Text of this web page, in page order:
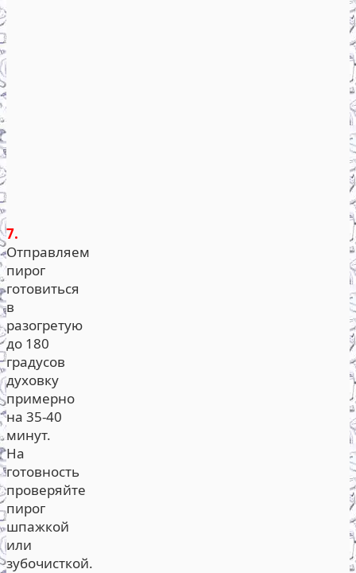
7.
Отправляем
пирог
готовиться
в
разогретую
до 180
градусов
духовку
примерно
на 35-40
минут.
На
готовность
проверяйте
пирог
шпажкой
или
зубочисткой.